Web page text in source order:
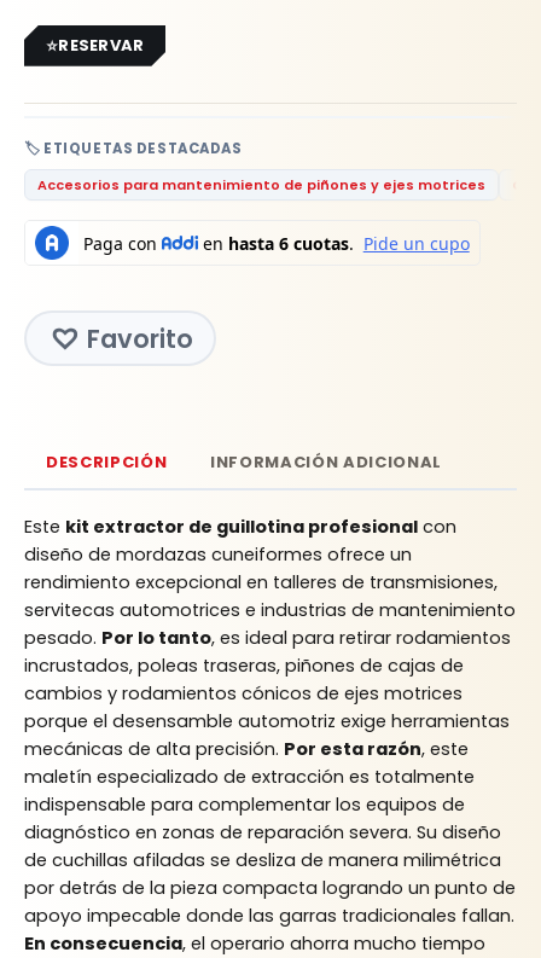
🏷️ ETIQUETAS DESTACADAS
Accesorios para mantenimiento de piñones y ejes motrices
RESERVAR
Favorito
DESCRIPCIÓN INFORMACIÓN ADICIONAL
Este kit extractor de guillotina profesional con
diseño de mordazas cuneiformes ofrece un
rendimiento excepcional en talleres de transmisiones,
servitecas automotrices e industrias de mantenimiento
pesado. Por lo tanto, es ideal para retirar rodamientos
incrustados, poleas traseras, piñones de cajas de
cambios y rodamientos cónicos de ejes motrices
porque el desensamble automotriz exige herramientas
mecánicas de alta precisión. Por esta razón, este
maletín especializado de extracción es totalmente
indispensable para complementar los equipos de
diagnóstico en zonas de reparación severa. Su diseño
de cuchillas afiladas se desliza de manera milimétrica
por detrás de la pieza compacta logrando un punto de
apoyo impecable donde las garras tradicionales fallan.
En consecuencia, el operario ahorra mucho tiempo